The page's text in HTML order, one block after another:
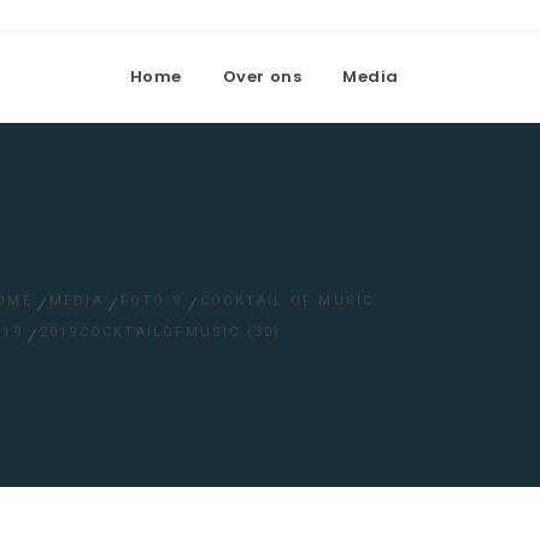
Home Over ons Media
MEDIA FOTO’S
COCKTAIL OF MUSIC
2019COCKTAILOFMUSIC (30)